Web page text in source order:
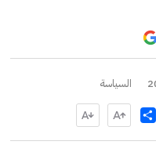
السياسة
Share